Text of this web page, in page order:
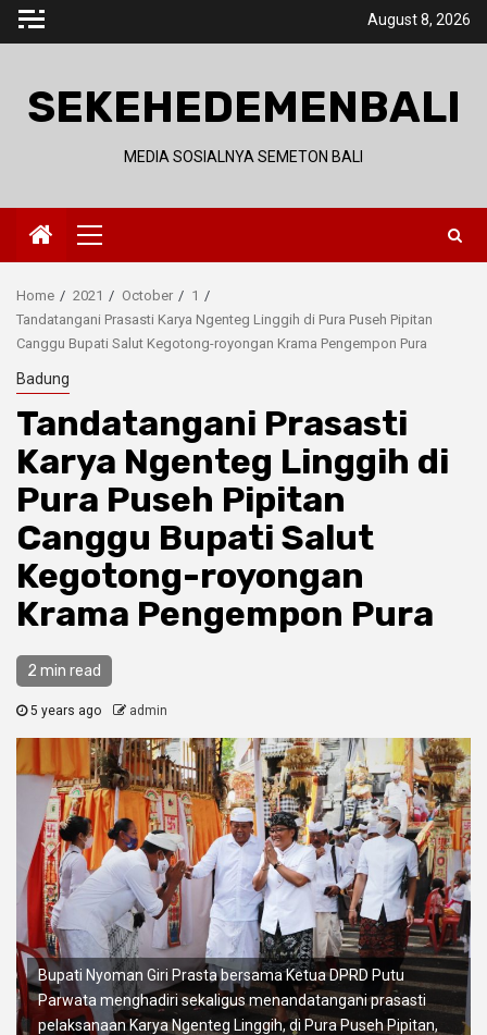
Skip
August 8, 2026
SEKEHEDEMENBALI
MEDIA SOSIALNYA SEMETON BALI
Primary
Menu
Home 2021 October
1
Tandatangani Prasasti Karya Ngenteg Linggih di Pura Puseh Pipitan
Canggu Bupati Salut Kegotong-royongan Krama Pengempon Pura
Badung
Tandatangani Prasasti
Karya Ngenteg Linggih di
Pura Puseh Pipitan
Canggu Bupati Salut
Kegotong-royongan
Krama Pengempon Pura
2 min read
5 years ago admin
Bupati Nyoman Giri Prasta bersama Ketua DPRD Putu
Parwata menghadiri sekaligus menandatangani prasasti
pelaksanaan Karya Ngenteg Linggih, di Pura Puseh Pipitan,